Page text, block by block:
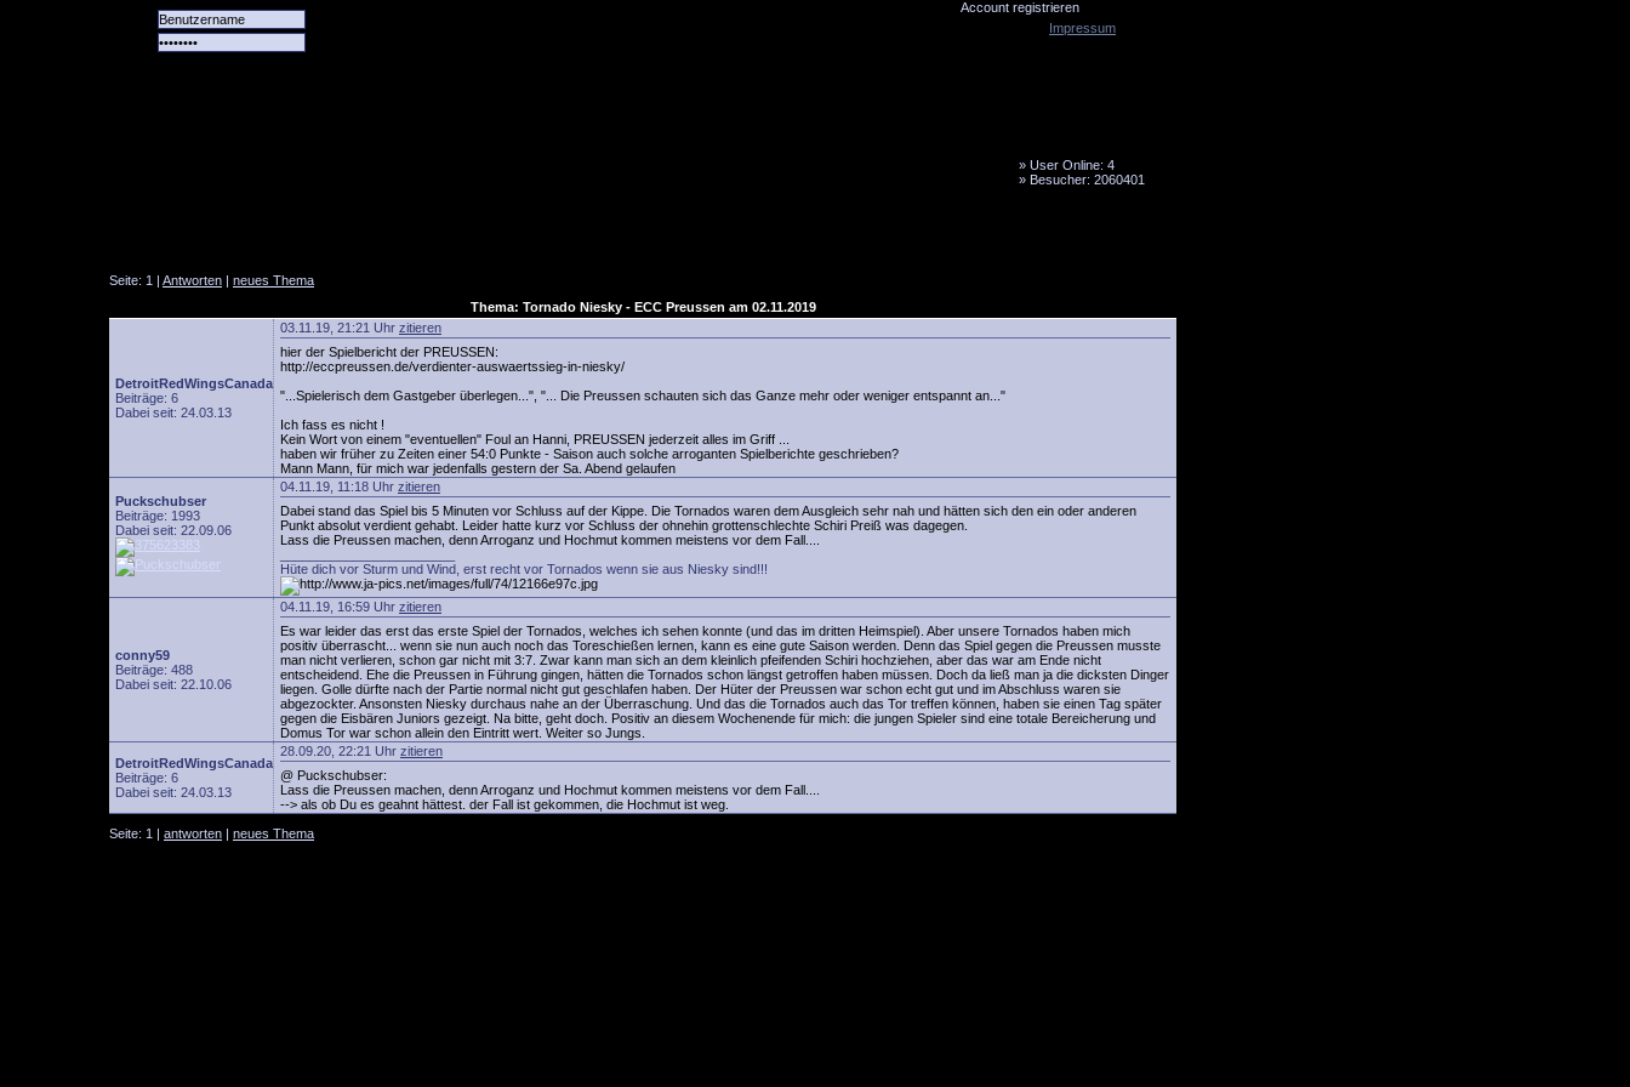
Account registrieren
» User Online: 4
» Besucher: 2060401
Seite: 1 | Antworten | neues Thema
Thema: Tornado Niesky - ECC Preussen am 02.11.2019
DetroitRedWingsCanada
Beiträge: 6
Dabei seit: 24.03.13
03.11.19, 21:21 Uhr zitieren
hier der Spielbericht der PREUSSEN:
http://eccpreussen.de/verdienter-auswaertssieg-in-niesky/
"...Spielerisch dem Gastgeber überlegen...", "... Die Preussen schauten sich das Ganze mehr oder weniger entspannt an..."
Ich fass es nicht !
Kein Wort von einem "eventuellen" Foul an Hanni, PREUSSEN jederzeit alles im Griff ...
haben wir früher zu Zeiten einer 54:0 Punkte - Saison auch solche arroganten Spielberichte geschrieben?
Mann Mann, für mich war jedenfalls gestern der Sa. Abend gelaufen
Puckschubser
Beiträge: 1993
Dabei seit: 22.09.06
04.11.19, 11:18 Uhr zitieren
Dabei stand das Spiel bis 5 Minuten vor Schluss auf der Kippe. Die Tornados waren dem Ausgleich sehr nah und hätten sich den ein oder anderen
Punkt absolut verdient gehabt. Leider hatte kurz vor Schluss der ohnehin grottenschlechte Schiri Preiß was dagegen.
Lass die Preussen machen, denn Arroganz und Hochmut kommen meistens vor dem Fall....
Hüte dich vor Sturm und Wind, erst recht vor Tornados wenn sie aus Niesky sind!!!
conny59
Beiträge: 488
Dabei seit: 22.10.06
04.11.19, 16:59 Uhr zitieren
Es war leider das erst das erste Spiel der Tornados, welches ich sehen konnte (und das im dritten Heimspiel). Aber unsere Tornados haben mich
positiv überrascht... wenn sie nun auch noch das Toreschießen lernen, kann es eine gute Saison werden. Denn das Spiel gegen die Preussen musste
man nicht verlieren, schon gar nicht mit 3:7. Zwar kann man sich an dem kleinlich pfeifenden Schiri hochziehen, aber das war am Ende nicht
entscheidend. Ehe die Preussen in Führung gingen, hätten die Tornados schon längst getroffen haben müssen. Doch da ließ man ja die dicksten Dinger
liegen. Golle dürfte nach der Partie normal nicht gut geschlafen haben. Der Hüter der Preussen war schon echt gut und im Abschluss waren sie
abgezockter. Ansonsten Niesky durchaus nahe an der Überraschung. Und das die Tornados auch das Tor treffen können, haben sie einen Tag später
gegen die Eisbären Juniors gezeigt. Na bitte, geht doch. Positiv an diesem Wochenende für mich: die jungen Spieler sind eine totale Bereicherung und
Domus Tor war schon allein den Eintritt wert. Weiter so Jungs.
DetroitRedWingsCanada
Beiträge: 6
Dabei seit: 24.03.13
28.09.20, 22:21 Uhr zitieren
@ Puckschubser:
Lass die Preussen machen, denn Arroganz und Hochmut kommen meistens vor dem Fall....
--> als ob Du es geahnt hättest. der Fall ist gekommen, die Hochmut ist weg.
Seite: 1 | antworten | neues Thema
Impressum